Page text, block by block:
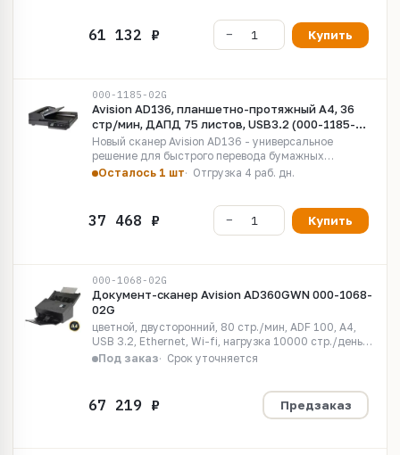
Купить
000-1185-02G
Avision AD136, планшетно-протяжный А4, 36
стр/мин, ДАПД 75 листов, USB3.2 (000-1185-
02G)
Новый сканер Avision AD136 - универсальное
решение для быстрого перевода бумажных
документов в электронный вид.
Осталось 1 шт Отгрузка 4 раб. дн.
Купить
000-1068-02G
Документ-сканер Avision AD360GWN 000-1068-
02G
цветной, двусторонний, 80 стр./мин, ADF 100, A4,
USB 3.2, Ethernet, Wi-fi, нагрузка 10000 стр./день/
AD360GWN, Document scanner, A4, duplex, 80 ppm,
Под заказ Срок уточняется
Предзаказ